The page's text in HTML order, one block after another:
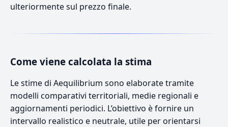
ulteriormente sul prezzo finale.
Come viene calcolata la stima
Le stime di Aequilibrium sono elaborate tramite
modelli comparativi territoriali, medie regionali e
aggiornamenti periodici. L’obiettivo è fornire un
intervallo realistico e neutrale, utile per orientarsi